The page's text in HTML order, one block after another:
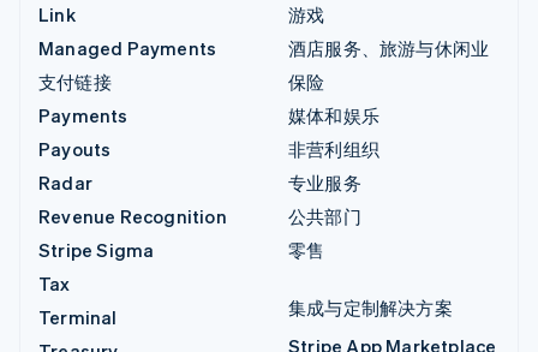
Link
Managed Payments
支付链接
Payments
Payouts
Radar
Revenue Recognition
Stripe Sigma
Tax
Terminal
游戏
酒店服务、旅游与休闲业
保险
媒体和娱乐
非营利组织
专业服务
公共部门
零售
集成与定制解决方案
Stripe App Marketplace